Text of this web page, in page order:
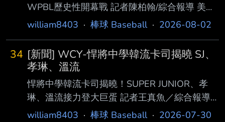
WPBL歷史性開幕戰 記者陳柏翰/綜合報導 美國
女子職業棒球連（WPBL）經過2年籌備、選
皇后隊（Los Angeles Queens）交手紐約高地
隊（New York Heights），這是繼1954 年全美
女子職業棒球聯賽（AAGPBL）後，相隔72年的
女子職業賽事。值得一提的是，中華 職棒中信
兄弟前打擊教練莎菈（Sarah Edwards）此役扛
皇后隊第4棒、一壘手，全場3打 數無安打、
william8403 · 棒球 Baseball· 2026-08-02
34 [新聞] WCY-悍將中學韓流卡司揭曉 SJ、
孝琳、溫流
悍將中學韓流卡司揭曉！SUPER JUNIOR、孝
琳、溫流接力登大巨蛋 記者王真魚／綜合報導
富邦悍將下半季壓軸主題日「悍將中學」將於 9
william8403 · 棒球 Baseball· 2026-07-30